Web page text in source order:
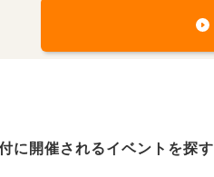
に開催されるイベントを探す